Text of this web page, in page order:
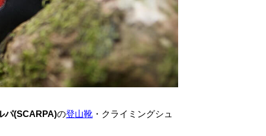
パ(SCARPA)の登山靴 ・クライミングシュ